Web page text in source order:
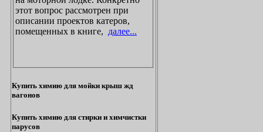
этот вопрос рассмотрен при
описании проектов катеров,
помещенных в книге, далее...
Купить химию для мойки крыш жд
вагонов
Купить химию для стирки и химчистки
парусов